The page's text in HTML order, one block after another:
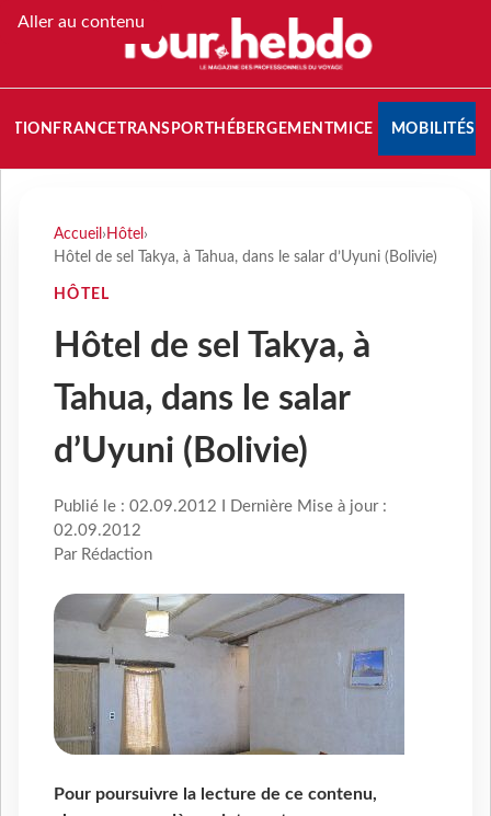
Aller au contenu
FRANCETRANSPORT HÉBERGEMENTMICE MOBILITÉS
Accueil › Hôtel ›
Hôtel de sel Takya, à Tahua, dans le salar d’Uyuni (Bolivie)
HÔTEL
Hôtel de sel Takya, à
Tahua, dans le salar
d’Uyuni (Bolivie)
Publié le : 02.09.2012 I Dernière Mise à jour :
02.09.2012
Par Rédaction
Pour poursuivre la lecture de ce contenu,